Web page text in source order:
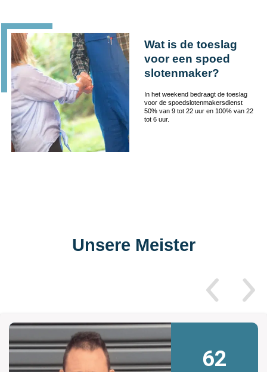
Wat is de toeslag
voor een spoed
slotenmaker?
In het weekend bedraagt de toeslag
voor de spoedslotenmakersdienst
50% van 9 tot 22 uur en 100% van 22
tot 6 uur.
Unsere Meister
62